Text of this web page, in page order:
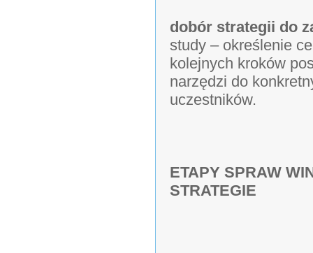
dobór strategii do
study – określenie
kolejnych kroków
narzędzi do
uczestników.
ETAPY SPRAW
STRATEGIE